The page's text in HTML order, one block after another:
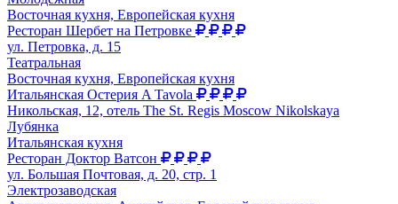
Восточная кухня, Европейская кухня
Ресторан Шербет на Петровке
ул. Петровка, д. 15
Театральная
Восточная кухня, Европейская кухня
Итальянская Остерия A Tavola
Никольская, 12, отель The St. Regis Moscow Nikolskaya
Лубянка
Итальянская кухня
Ресторан Доктор Ватсон
ул. Большая Почтовая, д. 20, стр. 1
Электрозаводская